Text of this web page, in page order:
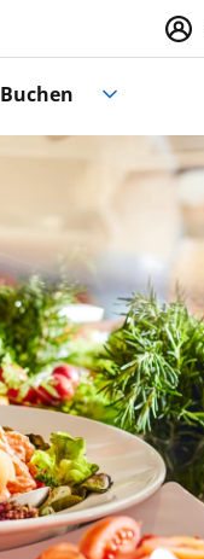
Buchen